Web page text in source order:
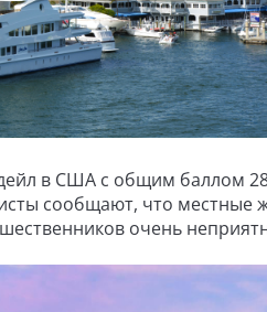
в США с общим баллом
сообщают, что
очень